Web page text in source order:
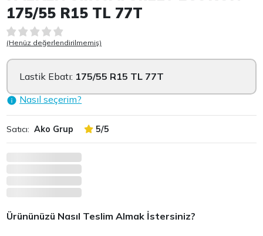
175/55 R15 TL 77T
(Henüz değerlendirilmemiş)
Lastik Ebatı: 175/55 R15 TL 77T
Nasıl seçerim?
Satıcı: Ako Grup 5/5
Ürününüzü Nasıl Teslim Almak İstersiniz?